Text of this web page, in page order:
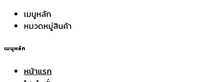
เมนูหลัก
หมวดหมู่สินค้า
เมนูหลัก
หน้าแรก